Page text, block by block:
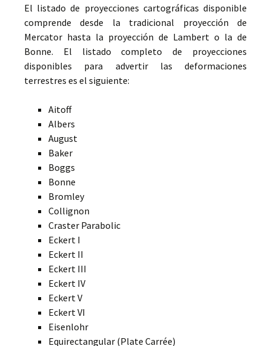
El listado de proyecciones cartográficas disponible
comprende desde la tradicional proyección de
Mercator hasta la proyección de Lambert o la de
Bonne. El listado completo de proyecciones
disponibles para advertir las deformaciones
terrestres es el siguiente:
Aitoff
Albers
August
Baker
Boggs
Bonne
Bromley
Collignon
Craster Parabolic
Eckert I
Eckert II
Eckert III
Eckert IV
Eckert V
Eckert VI
Eisenlohr
Equirectangular (Plate Carrée)